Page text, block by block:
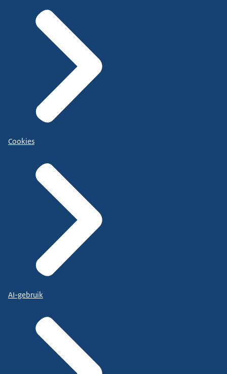
Cookies
AI-gebruik